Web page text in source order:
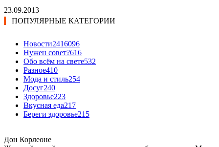
23.09.2013
ПОПУЛЯРНЫЕ КАТЕГОРИИ
Новости2416096
Нужен совет?616
Обо всём на свете532
Разное410
Мода и стиль254
Досуг240
Здоровье223
Вкусная еда217
Береги здоровье215
Дон Корлеоне